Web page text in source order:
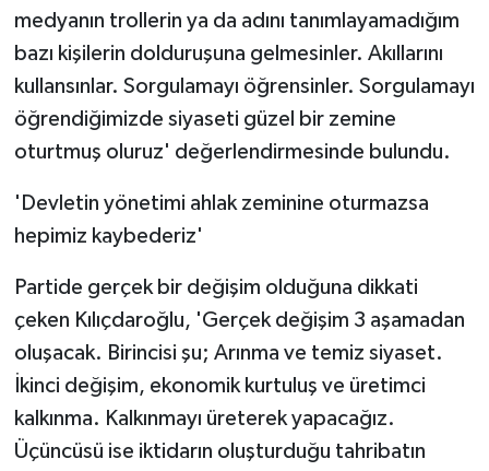
medyanın trollerin ya da adını tanımlayamadığım
bazı kişilerin dolduruşuna gelmesinler. Akıllarını
kullansınlar. Sorgulamayı öğrensinler. Sorgulamayı
öğrendiğimizde siyaseti güzel bir zemine
oturtmuş oluruz' değerlendirmesinde bulundu.
'Devletin yönetimi ahlak zeminine oturmazsa
hepimiz kaybederiz'
Partide gerçek bir değişim olduğuna dikkati
çeken Kılıçdaroğlu, 'Gerçek değişim 3 aşamadan
oluşacak. Birincisi şu; Arınma ve temiz siyaset.
İkinci değişim, ekonomik kurtuluş ve üretimci
kalkınma. Kalkınmayı üreterek yapacağız.
Üçüncüsü ise iktidarın oluşturduğu tahribatın